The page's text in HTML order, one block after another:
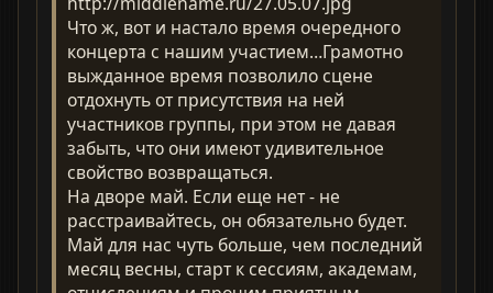
Что ж, вот и настало время очередного
концерта с нашим участием…Грамотно
выжданное время позволило сцене
отдохнуть от присутствия на ней
участников группы, при этом не давая
забыть, что они имеют удивительное
свойство возвращаться.
На дворе май. Если еще нет - не
расстраивайтесь, он обязательно будет.
Май для нас чуть больше, чем последний
месяц весны, старт к сессиям, академам,